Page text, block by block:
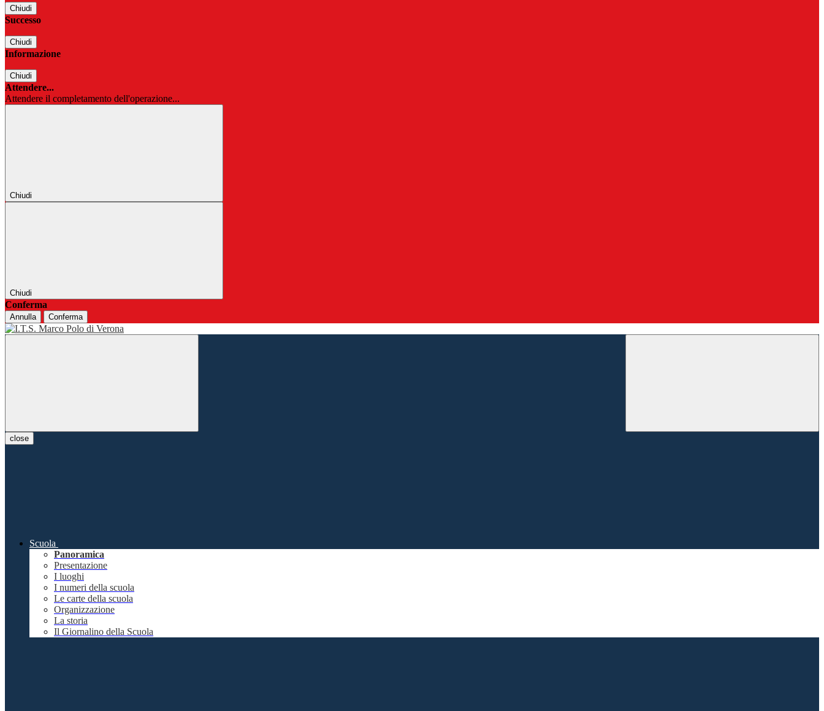
Chiudi
Successo
Chiudi
Informazione
Chiudi
Attendere...
Attendere il completamento dell'operazione...
Chiudi
Chiudi
Conferma
Annulla Conferma
close
Scuola
Panoramica
Presentazione
I luoghi
I numeri della scuola
Le carte della scuola
Organizzazione
La storia
Il Giornalino della Scuola